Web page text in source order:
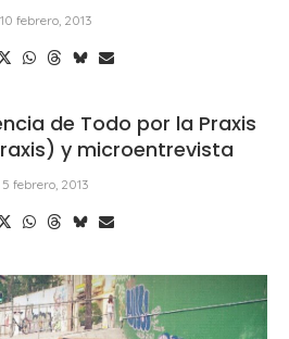
10 febrero, 2013
de Todo por la Praxis
y microentrevista
5 febrero, 2013